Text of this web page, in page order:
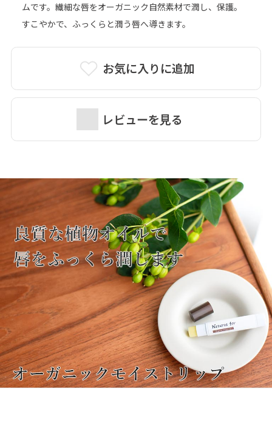
お気に入りに追加
レビューを見る
ムです。繊細な唇をオーガニック自然素材で潤し、保護。
すこやかで、ふっくらと潤う唇へ導きます。